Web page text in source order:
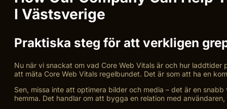
I Västsverige
Praktiska steg för att verkligen
Nu när vi snackat om vad Core Web Vitals är och hur
att mäta Core Web Vitals regelbundet. Det är som att ha en
Sen, missa inte att optimera bilder och media – det är en
hemma. Det handlar om att bygga en relation med